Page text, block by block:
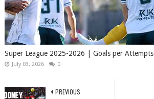
Super League 2025-2026 | Goals per Attempts
July 03, 2026 0
PREVIOUS